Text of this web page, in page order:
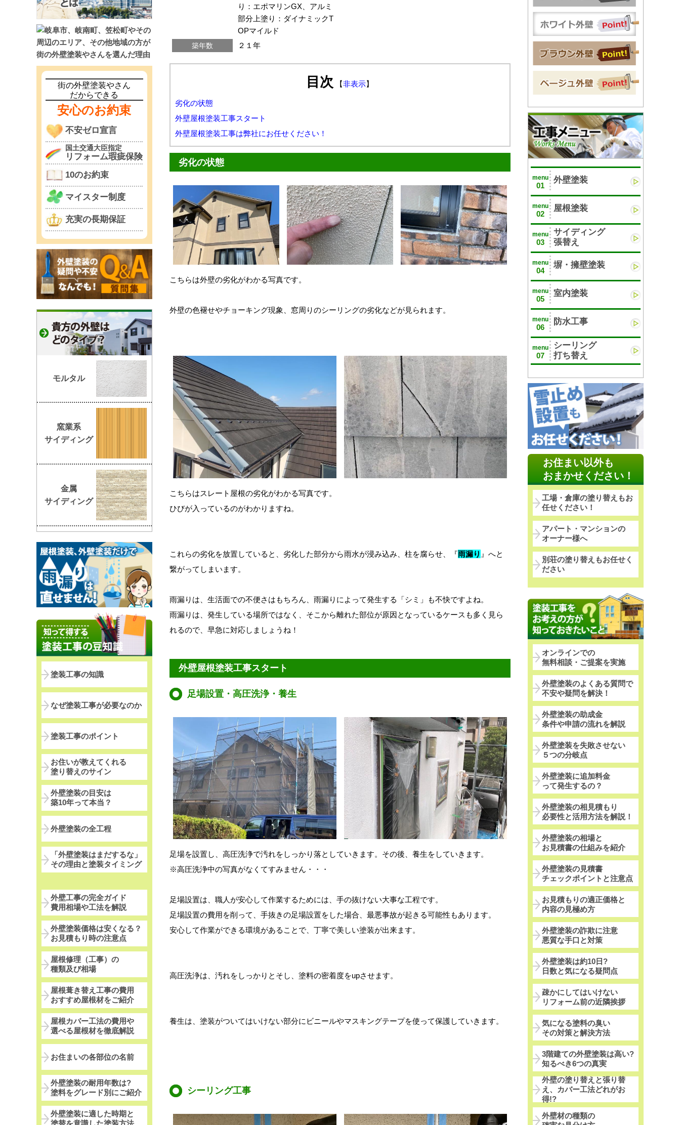
り：エポマリンGX、アルミ
部分上塗り：ダイナミックT
OPマイルド
築年数 ２１年
目次 【非表示】
劣化の状態
外壁屋根塗装工事スタート
外壁屋根塗装工事は弊社にお任せください！
劣化の状態
こちらは外壁の劣化がわかる写真です。
外壁の色褪せやチョーキング現象、窓周りのシーリングの劣化などが見られます。
こちらはスレート屋根の劣化がわかる写真です。
ひびが入っているのがわかりますね。
これらの劣化を放置していると、劣化した部分から雨水が浸み込み、柱を腐らせ、『雨漏り 』 へと
繋がってしまいます。
雨漏りは、生活面での不便さはもちろん、雨漏りによって発生する「シミ 」も不快ですよね。
雨漏りは、発生している場所ではなく、そこから離れた部位が原因となっているケースも多く見ら
れるので、早急に対応しましょうね！
外壁屋根塗装工事スタート
足場設置・高圧洗浄・養生
足場を設置し、高圧洗浄で汚れをしっかり落としていきます。その後、養生をしていきます。
※高圧洗浄中の写真がなくてすみません・・・
足場設置は、職人が安心して作業するためには、手の抜けない大事な工程です。
足場設置の費用を削って、手抜きの足場設置をした場合、最悪事故が起きる可能性もあります。
安心して作業ができる環境があることで、丁寧で美しい塗装が出来ます。
高圧洗浄は、汚れをしっかりとそし、塗料の密着度をupさせます。
養生は、塗装がついてはいけない部分にビニールやマスキングテープを使って保護していきます。
シーリング工事
menu
01
外壁塗装
menu
02
屋根塗装
menu
03
サイディング
張替え
menu
04
塀・擁壁塗装
menu
05
室内塗装
menu
06
防水工事
menu
07
シーリング
打ち替え
お住まい以外も
おまかせください！
工場・倉庫の塗り替えもお
任せください！
アパート・マンションの
オーナー様へ
別荘の塗り替えもお任せく
ださい
オンラインでの
無料相談・ご提案を実施
外壁塗装のよくある質問で
不安や疑問を解決！
外壁塗装の助成金
条件や申請の流れを解説
外壁塗装を失敗させない
５つの分岐点
外壁塗装に追加料金
って発生するの？
外壁塗装の相見積もり
必要性と活用方法を解説！
外壁塗装の相場と
お見積書の仕組みを紹介
外壁塗装の見積書
チェックポイントと注意点
お見積もりの適正価格と
内容の見極め方
外壁塗装の詐欺に注意
悪質な手口と対策
外壁塗装は約10日?
日数と気になる疑問点
疎かにしてはいけない
リフォーム前の近隣挨拶
気になる塗料の臭い
その対策と解決方法
3階建ての外壁塗装は高い?
知るべき6つの真実
外壁の塗り替えと張り替
え、カバー工法どれがお
得!?
外壁材の種類の
街の外壁塗装やさん
だからできる
安心のお約束
不安ゼロ宣言
国土交通大臣指定
リフォーム瑕疵保険
10のお約束
マイスター制度
充実の長期保証
モルタル
窯業系
サイディング
金属
サイディング
塗装工事の知識
なぜ塗装工事が必要なのか
塗装工事のポイント
お住いが教えてくれる
塗り替えのサイン
外壁塗装の目安は
築10年って本当？
外壁塗装の全工程
「外壁塗装はまだするな」
その理由と塗装タイミング
外壁工事の完全ガイド
費用相場や工法を解説
外壁塗装価格は安くなる？
お見積もり時の注意点
屋根修理（工事）の
種類及び相場
屋根葺き替え工事の費用
おすすめ屋根材をご紹介
屋根カバー工法の費用や
選べる屋根材を徹底解説
お住まいの各部位の名前
外壁塗装の耐用年数は?
塗料をグレード別にご紹介
外壁塗装に適した時期と